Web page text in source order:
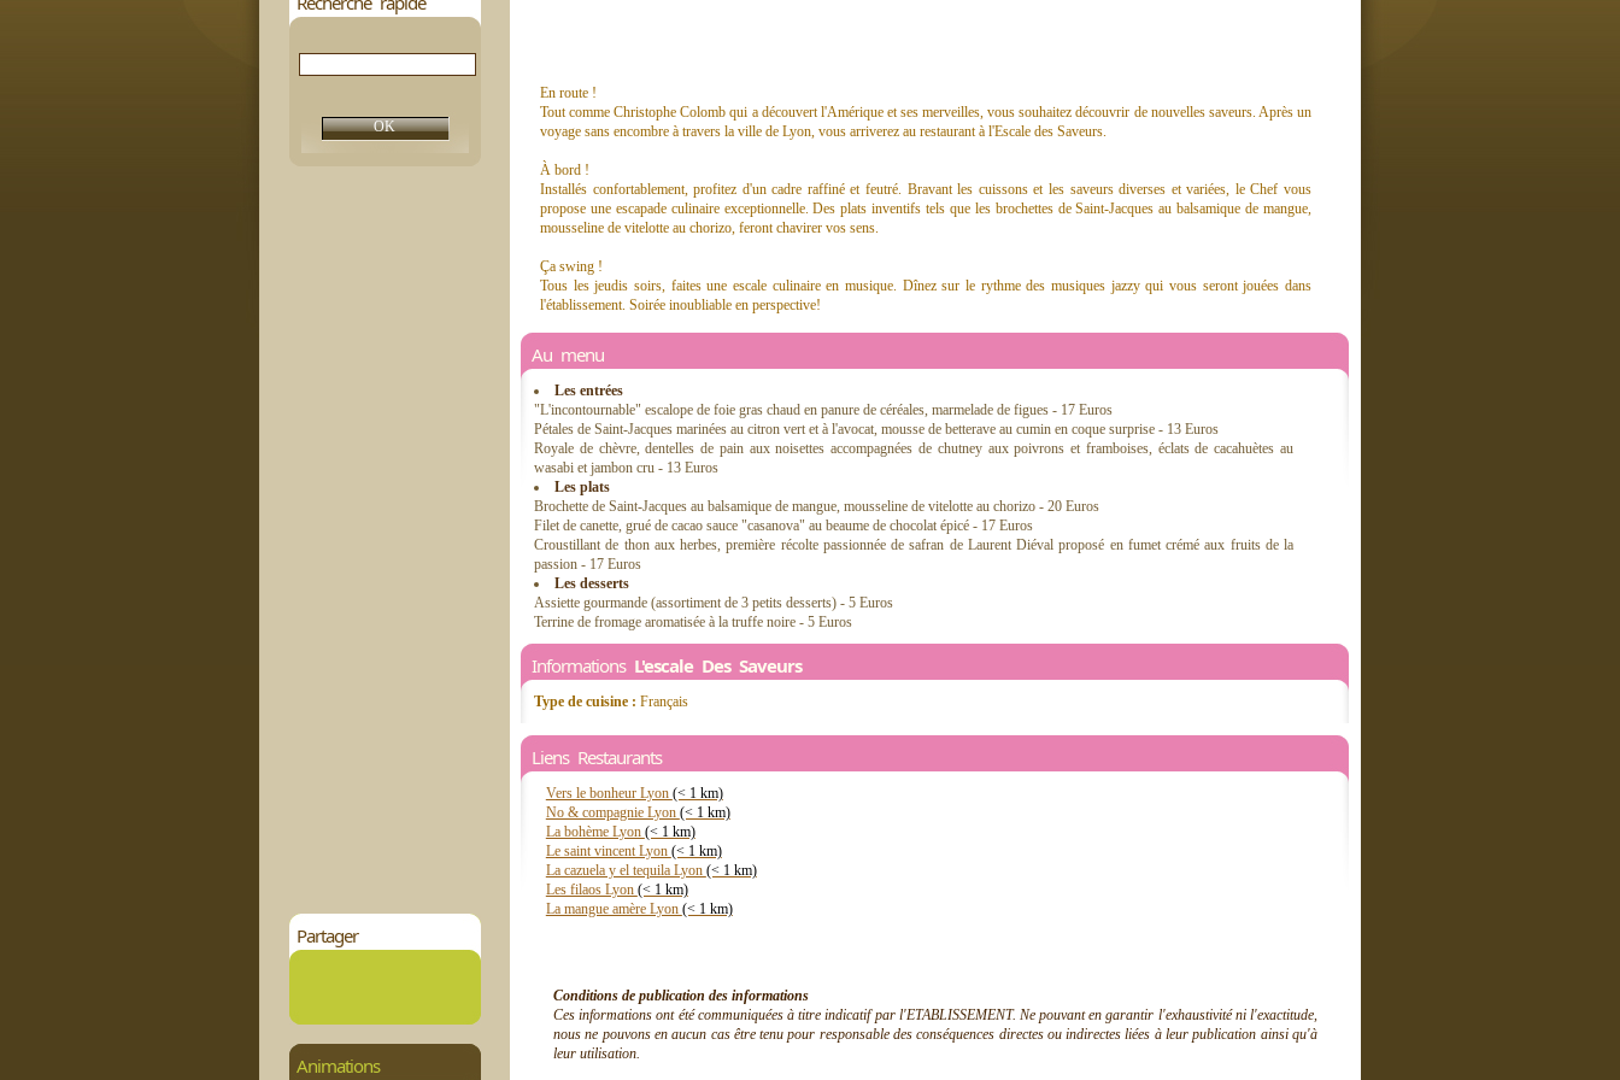
Partager
Animations
En route !
Tout comme Christophe Colomb qui a découvert l'Amérique et ses merveilles, vous souhaitez découvrir de nouvelles saveurs. Après un
voyage sans encombre à travers la ville de Lyon, vous arriverez au restaurant à l'Escale des Saveurs.
À bord !
Installés confortablement, profitez d'un cadre raffiné et feutré. Bravant les cuissons et les saveurs diverses et variées, le Chef vous
propose une escapade culinaire exceptionnelle. Des plats inventifs tels que les brochettes de Saint-Jacques au balsamique de mangue,
mousseline de vitelotte au chorizo, feront chavirer vos sens.
Ça swing !
Tous les jeudis soirs, faites une escale culinaire en musique. Dînez sur le rythme des musiques jazzy qui vous seront jouées dans
l'établissement. Soirée inoubliable en perspective!
Au menu
Les entrées
"L'incontournable" escalope de foie gras chaud en panure de céréales, marmelade de figues - 17 Euros
Pétales de Saint-Jacques marinées au citron vert et à l'avocat, mousse de betterave au cumin en coque surprise - 13 Euros
Royale de chèvre, dentelles de pain aux noisettes accompagnées de chutney aux poivrons et framboises, éclats de cacahuètes au
wasabi et jambon cru - 13 Euros
Les plats
Brochette de Saint-Jacques au balsamique de mangue, mousseline de vitelotte au chorizo - 20 Euros
Filet de canette, grué de cacao sauce "casanova" au beaume de chocolat épicé - 17 Euros
Croustillant de thon aux herbes, première récolte passionnée de safran de Laurent Diéval proposé en fumet crémé aux fruits de la
passion - 17 Euros
Les desserts
Assiette gourmande (assortiment de 3 petits desserts) - 5 Euros
Terrine de fromage aromatisée à la truffe noire - 5 Euros
Informations L'escale Des Saveurs
Type de cuisine : Français
Liens Restaurants
Vers le bonheur Lyon (< 1 km)
No & compagnie Lyon (< 1 km)
La bohème Lyon (< 1 km)
Le saint vincent Lyon (< 1 km)
La cazuela y el tequila Lyon (< 1 km)
Les filaos Lyon (< 1 km)
La mangue amère Lyon (< 1 km)
Conditions de publication des informations
Ces informations ont été communiquées à titre indicatif par l'ETABLISSEMENT. Ne pouvant en garantir l'exhaustivité ni l'exactitude,
nous ne pouvons en aucun cas être tenu pour responsable des conséquences directes ou indirectes liées à leur publication ainsi qu'à
leur utilisation.